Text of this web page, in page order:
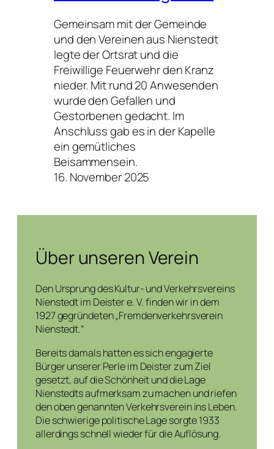
Gemeinsam mit der Gemeinde
und den Vereinen aus Nienstedt
legte der Ortsrat und die
Freiwillige Feuerwehr den Kranz
nieder. Mit rund 20 Anwesenden
wurde den Gefallen und
Gestorbenen gedacht. Im
Anschluss gab es in der Kapelle
ein gemütliches
Beisammensein.
16. November 2025
Über unseren Verein
Den Ursprung des Kultur- und Verkehrsvereins
Nienstedt im Deister e. V. finden wir in dem
1927 gegründeten „Fremdenverkehrsverein
Nienstedt.“
Bereits damals hatten es sich engagierte
Bürger unserer Perle im Deister zum Ziel
gesetzt, auf die Schönheit und die Lage
Nienstedts aufmerksam zu machen und riefen
den oben genannten Verkehrsverein ins Leben.
Die schwierige politische Lage sorgte 1933
allerdings schnell wieder für die Auflösung.